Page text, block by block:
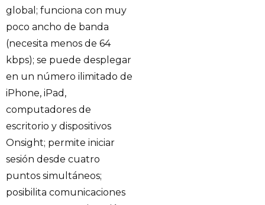
global; funciona con muy
poco ancho de banda
(necesita menos de 64
kbps); se puede desplegar
en un número ilimitado de
iPhone, iPad,
computadores de
escritorio y dispositivos
Onsight; permite iniciar
sesión desde cuatro
puntos simultáneos;
posibilita comunicaciones